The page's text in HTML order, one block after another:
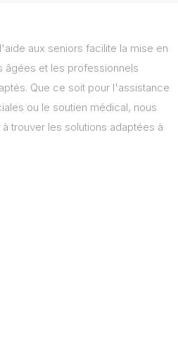
aux seniors facilite la mise en
âgées et les professionnels
Que ce soit pour l'assistance
ou le soutien médical, nous
trouver les solutions adaptées à